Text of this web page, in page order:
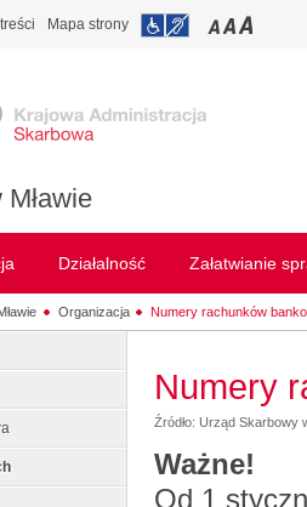
Mapa strony
Działalność Załatwianie
Organizacja Numery rachunków
Numery
Źródło: Urząd Skarbowy
Ważne!
Od 1